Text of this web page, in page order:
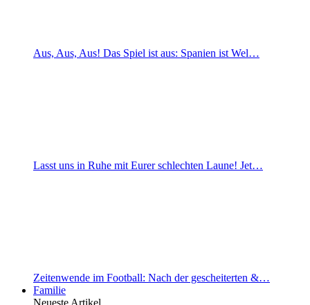
Aus, Aus, Aus! Das Spiel ist aus: Spanien ist Wel…
Lasst uns in Ruhe mit Eurer schlechten Laune! Jet…
Zeitenwende im Football: Nach der gescheiterten &…
Familie
Neueste Artikel